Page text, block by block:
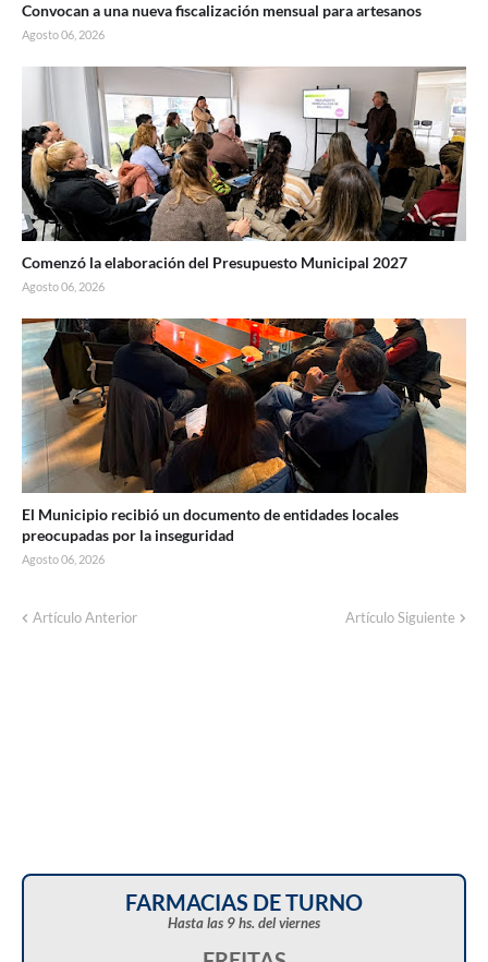
Convocan a una nueva fiscalización mensual para artesanos
Agosto 06, 2026
Comenzó la elaboración del Presupuesto Municipal 2027
Agosto 06, 2026
El Municipio recibió un documento de entidades locales
preocupadas por la inseguridad
Agosto 06, 2026
Artículo Anterior Artículo Siguiente
FARMACIAS DE TURNO
Hasta las 9 hs. del viernes